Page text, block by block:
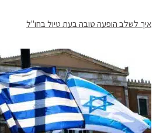
איך לשלב הופעה טובה בעת טיול בחו"ל